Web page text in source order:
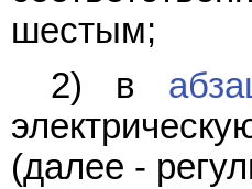
шестым;
2) в
(далее -